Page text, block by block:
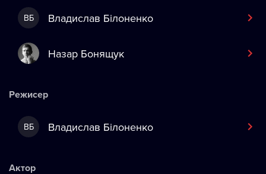
ВБ Владислав Білоненко
Назар Бонящук
Режисер
ВБ Владислав Білоненко
Актор